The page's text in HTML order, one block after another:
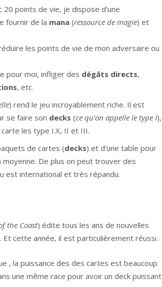
20 points de vie, je dispose d’une
fournir de la mana (ressource de magie) et
les points de vie de mon adversaire ou
pour moi, infliger des dégâts directs,
, etc.
) rend le jeu incroyablement riche. Il est
se faire son decks (ce qu’on appelle le type I),
les type I.X, II et III.
de cartes (decks) et d’une table pour
De plus on peut trouver des
est international et très répandu.
the Coast) édite tous les ans de nouvelles
Et cette année, il est particulièrement réussi.
, la puissance des des cartes est beaucoup
une même race pour avoir un deck puissant